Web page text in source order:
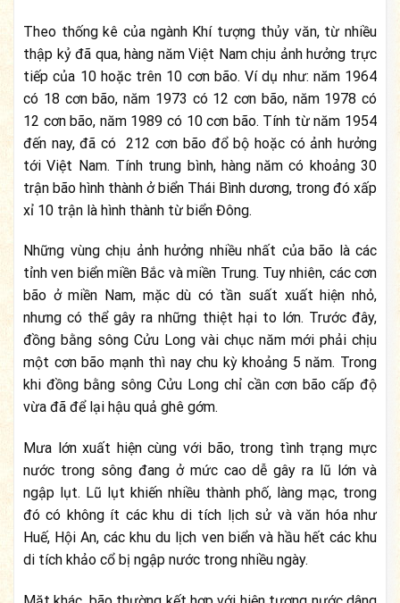
Theo thống kê của ngành Khí tượng thủy văn, từ nhiều
thập kỷ đã qua, hàng năm Việt Nam chịu ảnh hưởng trực
tiếp của 10 hoặc trên 10 cơn bão. Ví dụ như: năm 1964
có 18 cơn bão, năm 1973 có 12 cơn bão, năm 1978 có
12 cơn bão, năm 1989 có 10 cơn bão. Tính từ năm 1954
đến nay, đã có 212 cơn bão đổ bộ hoặc có ảnh hưởng
tới Việt Nam. Tính trung bình, hàng năm có khoảng 30
trận bão hình thành ở biển Thái Bình dương, trong đó xấp
xỉ 10 trận là hình thành từ biển Đông.
Những vùng chịu ảnh hưởng nhiều nhất của bão là các
tỉnh ven biển miền Bắc và miền Trung. Tuy nhiên, các cơn
bão ở miền Nam, mặc dù có tần suất xuất hiện nhỏ,
nhưng có thể gây ra những thiệt hại to lớn. Trước đây,
đồng bằng sông Cửu Long vài chục năm mới phải chịu
một cơn bão mạnh thì nay chu kỳ khoảng 5 năm. Trong
khi đồng bằng sông Cửu Long chỉ cần cơn bão cấp độ
vừa đã để lại hậu quả ghê gớm.
Mưa lớn xuất hiện cùng với bão, trong tình trạng mực
nước trong sông đang ở mức cao dễ gây ra lũ lớn và
ngập lụt. Lũ lụt khiến nhiều thành phố, làng mạc, trong
đó có không ít các khu di tích lịch sử và văn hóa như
Huế, Hội An, các khu du lịch ven biển và hầu hết các khu
di tích khảo cổ bị ngập nước trong nhiều ngày.